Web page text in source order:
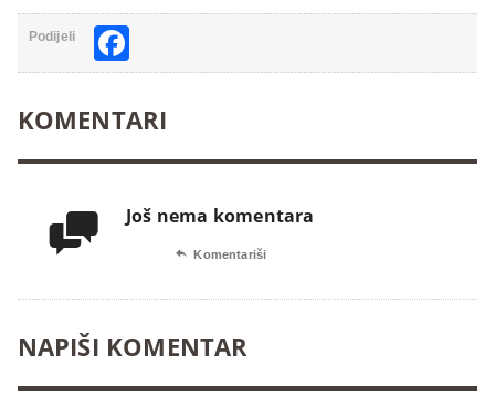
Podijeli
KOMENTARI
 Još nema komentara
 Komentariši
NAPIŠI KOMENTAR